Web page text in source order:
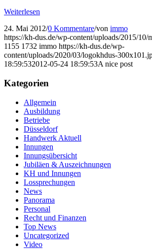
Weiterlesen
24. Mai 2012/0 Kommentare/von immo
https://kh-dus.de/wp-content/uploads/2015/10/
1155 1732 immo https://kh-dus.de/wp-
content/uploads/2020/03/logokhdus-
18:59:532012-05-24 18:59:53A nice post
Kategorien
Allgemein
Ausbildung
Betriebe
Düsseldorf
Handwerk Aktuell
Innungen
Innungsübersicht
Jubiläen & Auszeichnungen
KH und Innungen
Lossprechungen
News
Panorama
Personal
Recht und Finanzen
Top News
Uncategorized
Video